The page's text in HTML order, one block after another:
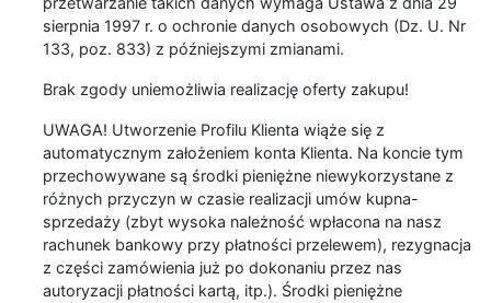
sierpnia 1997 r. o ochronie danych osobowych (Dz. U. Nr
133, poz. 833) z późniejszymi zmianami.
Brak zgody uniemożliwia realizację oferty zakupu!
UWAGA! Utworzenie Profilu Klienta wiąże się z
automatycznym założeniem konta Klienta. Na koncie tym
przechowywane są środki pieniężne niewykorzystane z
różnych przyczyn w czasie realizacji umów kupna-
sprzedaży (zbyt wysoka należność wpłacona na nasz
rachunek bankowy przy płatności przelewem), rezygnacja
z części zamówienia już po dokonaniu przez nas
autoryzacji płatności kartą, itp.). Środki pieniężne